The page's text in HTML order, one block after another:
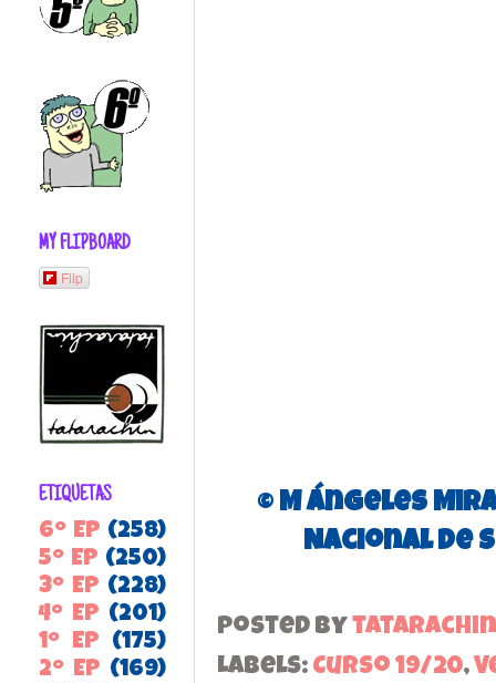
© M Ángeles
Nacional de
Posted by tatarachin
Labels: Curso 19/20,
MY FLIPBOARD
Flip
ETIQUETAS
6º EP (258)
5º EP (250)
3º EP (228)
4º EP (201)
1º EP
(175)
2º EP (169)